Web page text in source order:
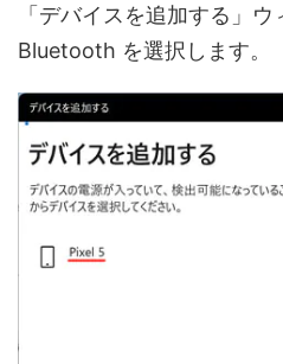
「デバイスを追加する」ウ
Bluetooth を選択します。